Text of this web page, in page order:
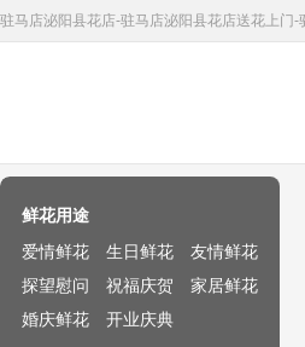
驻马店泌阳县花店-驻马店泌阳县花店送花上门-
鲜花用途
爱情鲜花
生日鲜花
友情鲜花
探望慰问
祝福庆贺
家居鲜花
婚庆鲜花
开业庆典